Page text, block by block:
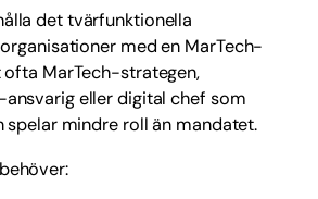
det tvärfunktionella
med en MarTech-
MarTech-strategen,
eller digital chef som
spelar mindre roll än mandatet.